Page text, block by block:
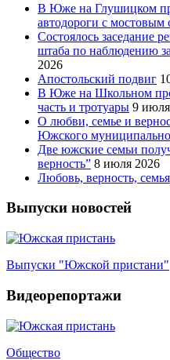
В Юже на Глушицком
автодороги с мостовым
Состоялось заседание
штаба по наблюдению
2026
Апостольский подвиг
В Юже на Школьном
часть и тротуары 9
О любви, семье и
Южского
Две южские семьи
верность” 8 июля 2026
Любовь, верность, семья
Выпуски новостей
Выпуски "Южской пристани"
Видеорепортажи
Общество